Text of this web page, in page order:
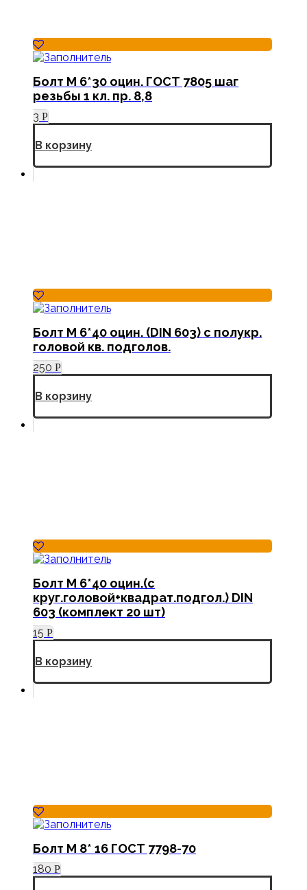
Болт М 6*30 оцин. ГОСТ 7805 шаг
резьбы 1 кл. пр. 8,8
3 Р
В корзину
Болт М 6*40 оцин. (DIN 603) с полукр.
головой кв. подголов.
250 Р
В корзину
Болт М 6*40 оцин.(с
круг.головой+квадрат.подгол.) DIN
603 (комплект 20 шт)
15 Р
В корзину
Болт М 8* 16 ГОСТ 7798-70
180 Р